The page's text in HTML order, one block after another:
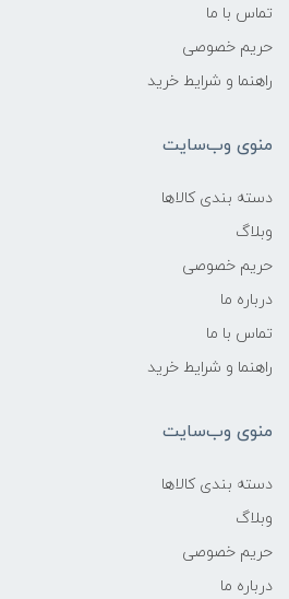
تماس با ما
حریم خصوصی
راهنما و شرایط خرید
منوی وب‌سایت
دسته بندی کالاها
وبلاگ
حریم خصوصی
درباره ما
تماس با ما
راهنما و شرایط خرید
منوی وب‌سایت
دسته بندی کالاها
وبلاگ
حریم خصوصی
درباره ما